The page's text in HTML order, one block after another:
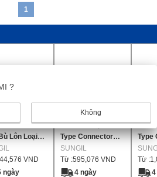
1
Nối Hình Đĩa
Lôn Loại
Đôi) -
VND
ngày
Khớp nối dạng đĩa -
Type Connector
(Đĩa đơn)
SUNGIL
Từ :595,076 VND
4 ngày
Khớp
Type
(Đĩa
Từ :
?
Không